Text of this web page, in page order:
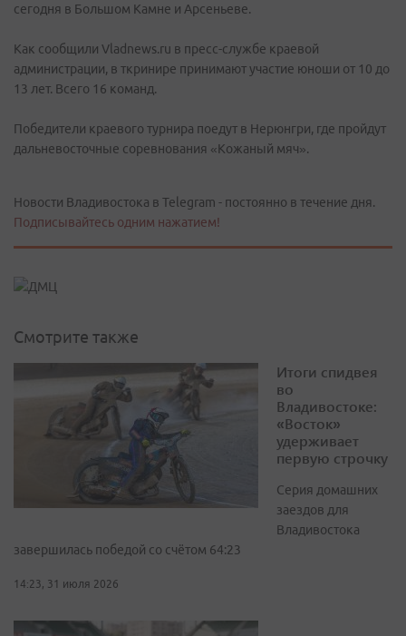
сегодня в Большом Камне и Арсеньеве.
Как сообщили Vladnews.ru в пресс-службе краевой
администрации, в ткринире принимают участие юноши от 10 до
13 лет. Всего 16 команд.
Победители краевого турнира поедут в Нерюнгри, где пройдут
дальневосточные соревнования «Кожаный мяч».
Новости Владивостока в Telegram - постоянно в течение дня.
Подписывайтесь одним нажатием!
Смотрите также
Итоги спидвея
во
Владивостоке:
«Восток»
удерживает
первую строчку
Серия домашних
заездов для
Владивостока
завершилась победой со счётом 64:23
14:23, 31 июля 2026